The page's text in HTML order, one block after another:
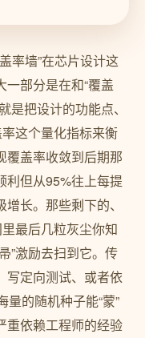
率墙”在芯片设计这
部分是在和“覆盖
是把设计的功能点、
这个量化指标来衡
覆盖率收敛到后期那
利但从95%往上每提
长。那些剩下的、
最后几粒灰尘你知
”激励去扫到它。传
写定向测试、或者依
的随机种子能“蒙”
重依赖工程师的经验